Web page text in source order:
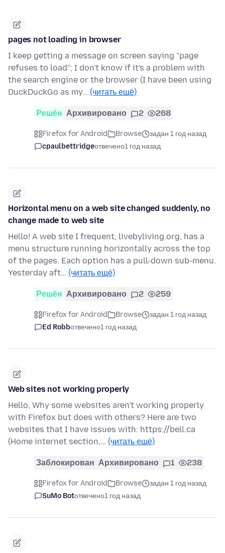
pages not loading in browser
I keep getting a message on screen saying "page
refuses to load"; I don't know if it's a problem with
the search engine or the browser (I have been using
DuckDuckGo as my… (читать ещё)
Решён Архивировано 2 268
Firefox for Android Browse
задан 1 год назад
cpaulbettridgeотвечено1 год назад
Horizontal menu on a web site changed suddenly, no
change made to web site
Hello! A web site I frequent, livebyliving.org, has a
menu structure running horizontally across the top
of the pages. Each option has a pull-down sub-menu.
Yesterday aft… (читать ещё)
Решён Архивировано 2 259
Firefox for Android Browse
задан 1 год назад
Ed Robbотвечено1 год назад
Web sites not working properly
Hello, Why some websites aren't working properly
with Firefox but does with others? Here are two
websites that I have issues with: https://bell.ca
(Home internet section,… (читать ещё)
Заблокирован Архивировано 1 238
Firefox for Android Browse
задан 1 год назад
SuMo Botотвечено1 год назад